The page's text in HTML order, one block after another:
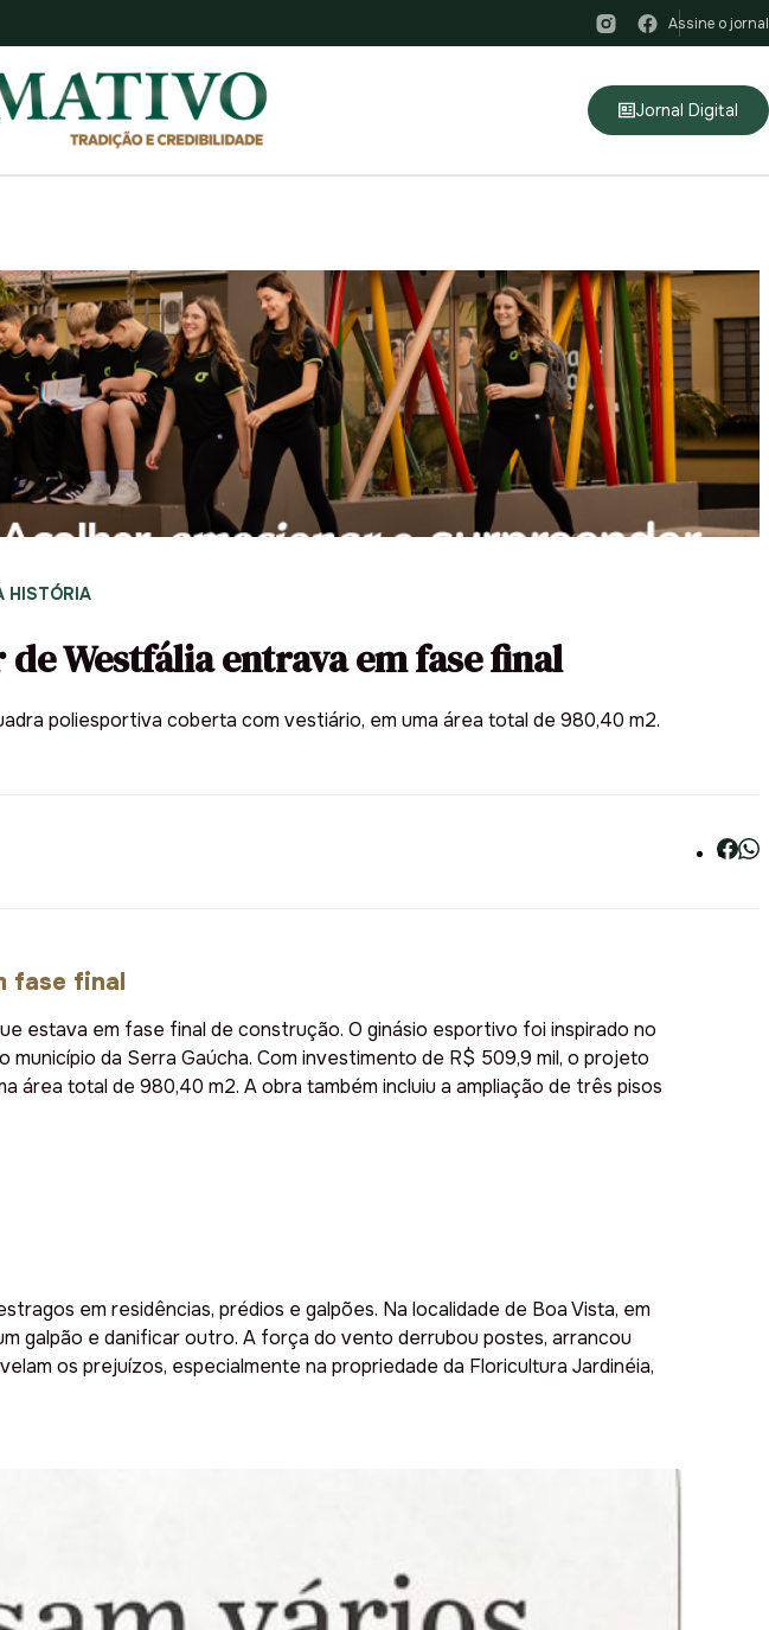
Assine o jornal
Jornal Digital
HISTÓRIA
Westfália entrava em fase final
poliesportiva coberta com vestiário, em uma área total de 980,40 m2.
fase final
estava em fase final de construção. O ginásio esportivo foi inspirado no
da Serra Gaúcha. Com investimento de R$ 509,9 mil, o projeto
total de 980,40 m2. A obra também incluiu a ampliação de três pisos
em residências, prédios e galpões. Na localidade de Boa Vista, em
galpão e danificar outro. A força do vento derrubou postes, arrancou
os prejuízos, especialmente na propriedade da Floricultura Jardinéia,